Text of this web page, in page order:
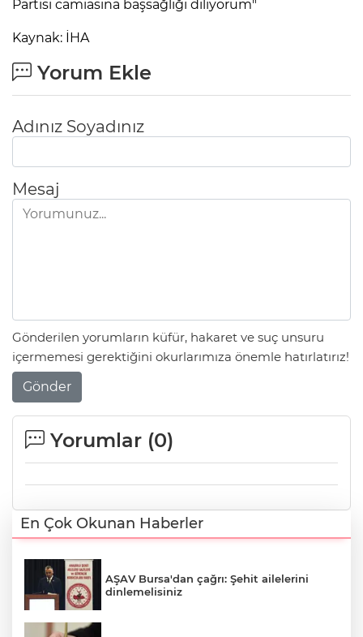
Partisi camiasına başsağlığı diliyorum"
Kaynak: İHA
Yorum Ekle
Adınız Soyadınız
Mesaj
Gönderilen yorumların küfür, hakaret ve suç unsuru
içermemesi gerektiğini okurlarımıza önemle hatırlatırız!
Gönder
Yorumlar (0)
En Çok Okunan Haberler
AŞAV Bursa'dan çağrı: Şehit ailelerini
dinlemelisiniz